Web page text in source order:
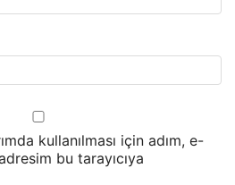
kullanılması için adım, e-
bu tarayıcıya